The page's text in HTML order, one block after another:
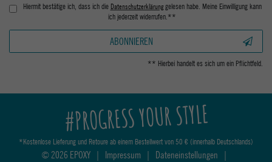
Hiermit bestätige ich, dass ich die Daten­schutz­erklärunggelesen habe. Meine Einwilligung kann
ich jederzeit widerrufen.**
ABONNIEREN
** Hierbei handelt es sich um ein Pflichtfeld.
#PROGRESS YOUR STYLE
*Kostenlose Lieferung und Retoure ab einem Bestellwert von 50 € (innerhalb Deutschlands)
© 2026 EPOXY | Impressum | Dateneinstellungen |